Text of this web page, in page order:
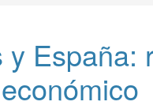
y España: